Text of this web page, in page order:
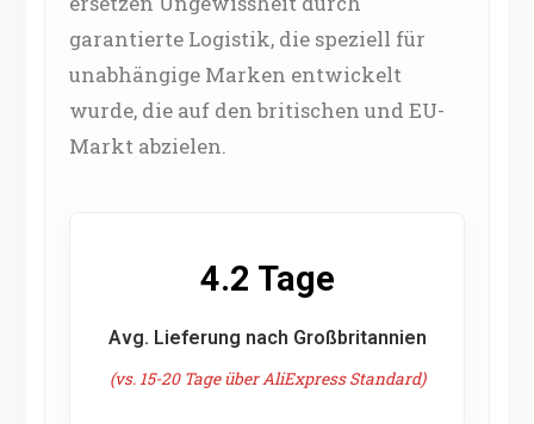
garantierte Logistik, die speziell für
unabhängige Marken entwickelt
wurde, die auf den britischen und EU-
Markt abzielen.
4.2 Tage
Avg. Lieferung nach Großbritannien
(vs. 15-20 Tage über AliExpress Standard)